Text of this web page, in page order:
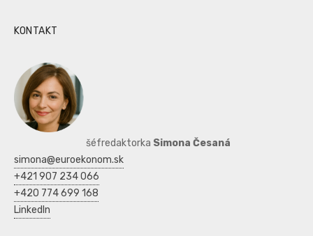
KONTAKT
šéfredaktorka Simona Česaná
simona@euroekonom.sk
+421 907 234 066
+420 774 699 168
LinkedIn